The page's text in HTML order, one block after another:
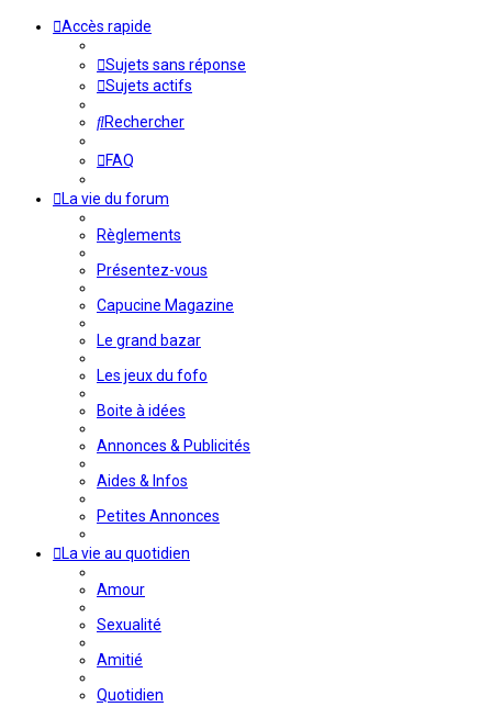
Accès rapide
Sujets sans réponse
Sujets actifs
Rechercher
FAQ
La vie du forum
Règlements
Présentez-vous
Capucine Magazine
Le grand bazar
Les jeux du fofo
Boite à idées
Annonces & Publicités
Aides & Infos
Petites Annonces
La vie au quotidien
Amour
Sexualité
Amitié
Quotidien